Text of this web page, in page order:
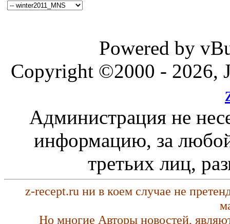
Powered by
Copyright ©2000 - 2026,
Администрация не
информацию, за любой
третьих лиц,
z-recept.ru ни в коем случае не
Но многие Авторы новостей,